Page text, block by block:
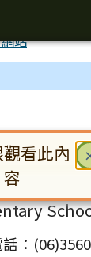
區和順國
Annan
：
看此內
容
開啟。請